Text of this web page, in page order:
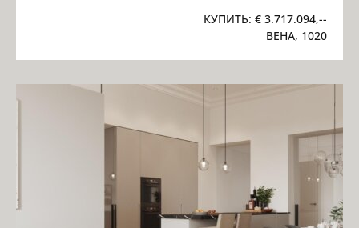
КУПИТЬ: € 3.717.094,--
ВЕНА, 1020